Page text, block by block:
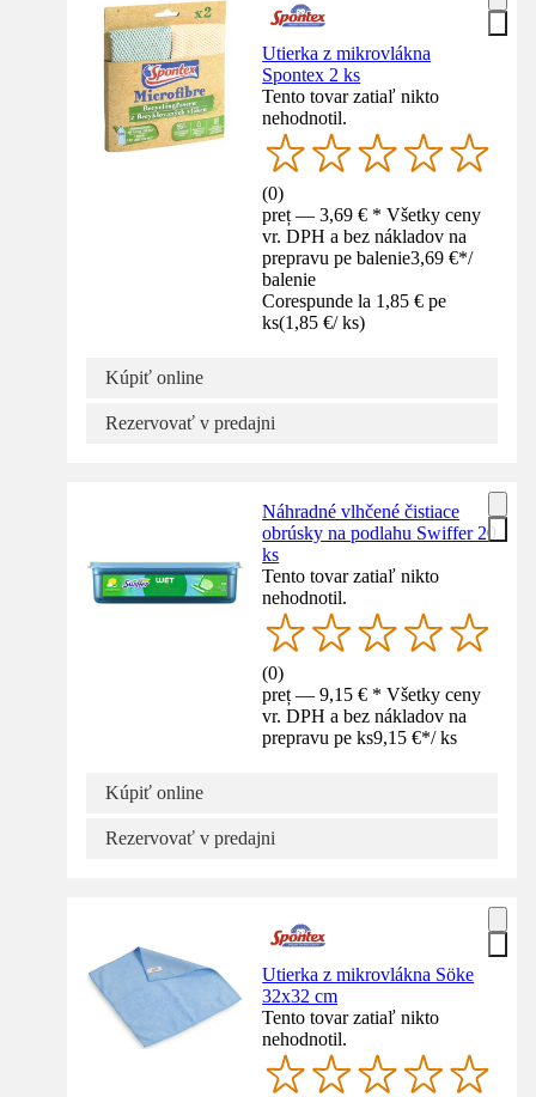
Utierka z mikrovlákna
Spontex 2 ks
Tento tovar zatiaľ nikto
nehodnotil.
(0)
preț — 3,69 € * Všetky ceny
vr. DPH a bez nákladov na
prepravu pe balenie3,69 €*/
balenie
Corespunde la 1,85 € pe
ks(1,85 €/ ks)
Kúpiť online
Rezervovať v predajni
Náhradné vlhčené čistiace
obrúsky na podlahu Swiffer 20
ks
Tento tovar zatiaľ nikto
nehodnotil.
(0)
preț — 9,15 € * Všetky ceny
vr. DPH a bez nákladov na
prepravu pe ks9,15 €*/ ks
Kúpiť online
Rezervovať v predajni
Utierka z mikrovlákna Söke
32x32 cm
Tento tovar zatiaľ nikto
nehodnotil.